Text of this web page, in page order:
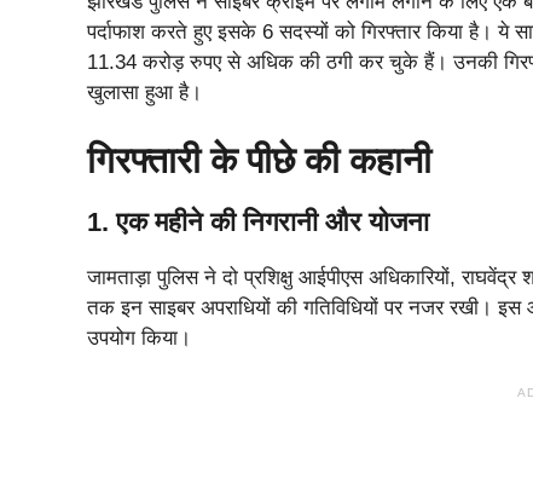
पर्दाफाश करते हुए इसके 6 सदस्यों को गिरफ्तार किया है।
11.34 करोड़ रुपए से अधिक की ठगी कर चुके हैं। उनकी
खुलासा हुआ है।
गिरफ्तारी के पीछे की कहानी
1. एक महीने की निगरानी और योजना
जामताड़ा पुलिस ने दो प्रशिक्षु आईपीएस अधिकारियों,
तक इन साइबर अपराधियों की गतिविधियों पर नजर रखी।
उपयोग किया।